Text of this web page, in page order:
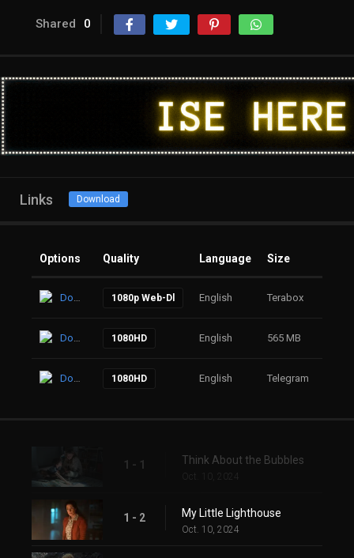
Shared 0
Links Download
Options Quality Language Size
Download 1080p Web-Dl English Terabox
Download 1080HD English 565 MB
Download 1080HD English Telegram
1 - 1 Think About the Bubbles
Oct. 10, 2024
1 - 2 My Little Lighthouse
Oct. 10, 2024